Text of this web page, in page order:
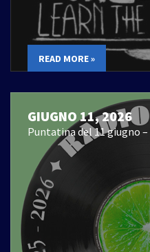
READ MORE »
GIUGNO 11, 2026
Puntatina del 11 giugno